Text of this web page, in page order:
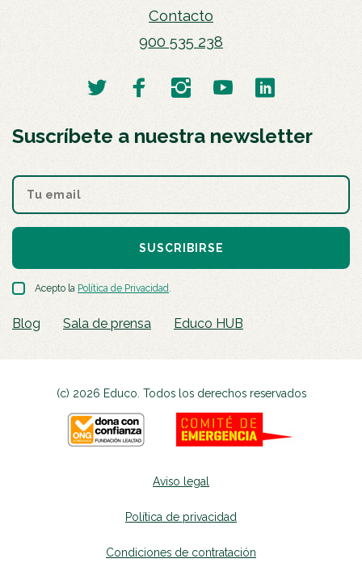
Contacto
900 535 238
Suscríbete a nuestra newsletter
SUSCRIBIRSE
Acepto la Política de Privacidad.
Blog Sala de prensa Educo HUB
(c) 2026 Educo. Todos los derechos reservados
Aviso legal
Política de privacidad
Condiciones de contratación